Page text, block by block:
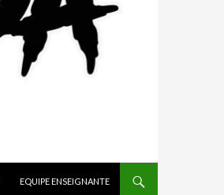
EQUIPE ENSEIGNANTE